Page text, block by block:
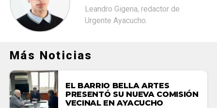
Leandro Gigena, redactor de
Urgente Ayacucho.
Más Noticias
EL BARRIO BELLA ARTES
PRESENTÓ SU NUEVA COMISIÓN
VECINAL EN AYACUCHO